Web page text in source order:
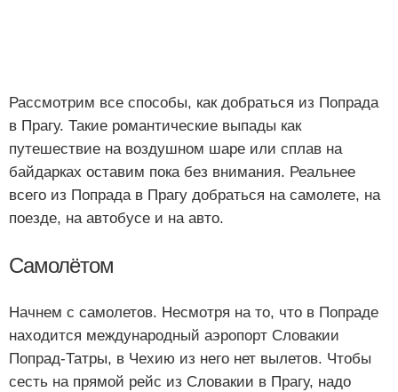
Рассмотрим все способы, как добраться из Попрада
в Прагу. Такие романтические выпады как
путешествие на воздушном шаре или сплав на
байдарках оставим пока без внимания. Реальнее
всего из Попрада в Прагу добраться на самолете, на
поезде, на автобусе и на авто.
Самолётом
Начнем с самолетов. Несмотря на то, что в Попраде
находится международный аэропорт Словакии
Попрад-Татры, в Чехию из него нет вылетов. Чтобы
сесть на прямой рейс из Словакии в Прагу, надо